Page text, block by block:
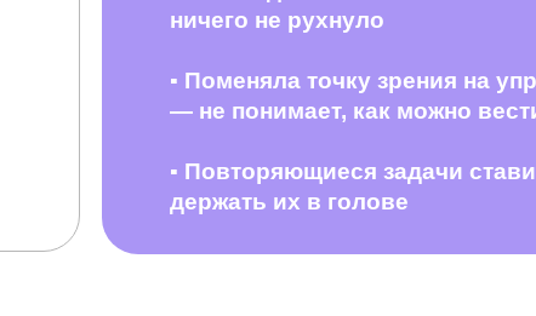
ничего не рухнуло
▪ Поменяла точку зрения на
— не понимает, как можно
▪ Повторяющиеся задачи
держать их в голове